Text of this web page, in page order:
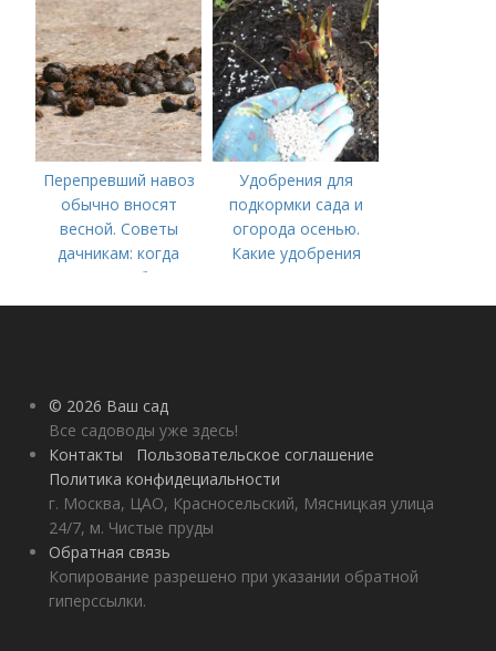
Перепревший навоз
обычно вносят
весной. Советы
дачникам: когда
вносить удобрение
— весной или осенью
Удобрения для
подкормки сада и
огорода осенью.
Какие удобрения
правильно это
© 2026 Ваш сад
Все садоводы уже здесь!
Контакты
Пользовательское соглашение
Политика конфидециальности
г. Москва, ЦАО, Красносельский, Мясницкая улица
24/7, м. Чистые пруды
Обратная связь
Копирование разрешено при указании обратной
гиперссылки.